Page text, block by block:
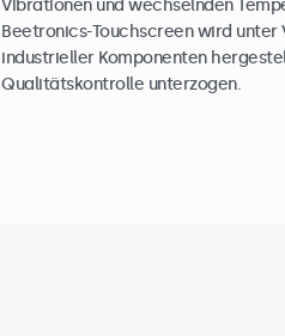
Vibrationen und wechselnden
Beetronics-Touchscreen wird
industrieller Komponenten
Qualitätskontrolle unterzogen.